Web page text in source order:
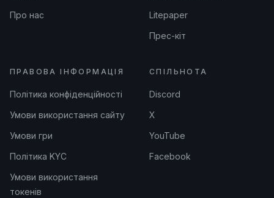
Про нас
Litepaper
Прес-кіт
ПРАВОВА ІНФОРМАЦІЯ
Політика конфіденційності
Умови використання сайту
Умови гри
Політика KYC
Умови використання
токенів
СПІЛЬНОТА
Discord
X
YouTube
Facebook